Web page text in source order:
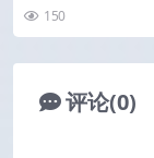
150
评论(0)